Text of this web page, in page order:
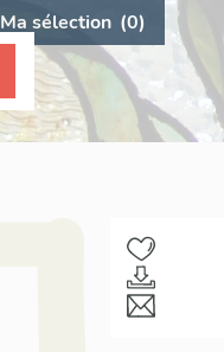
Ma sélection (0)